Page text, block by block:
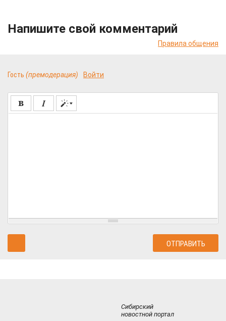
Напишите свой комментарий
Правила общения
Гость (премодерация) Войти
Сибирский
новостной портал